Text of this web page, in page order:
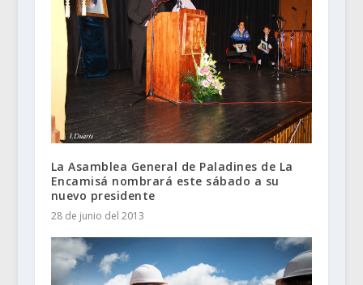
La Asamblea General de Paladines de La
Encamisá nombrará este sábado a su
nuevo presidente
28 de junio del 2013